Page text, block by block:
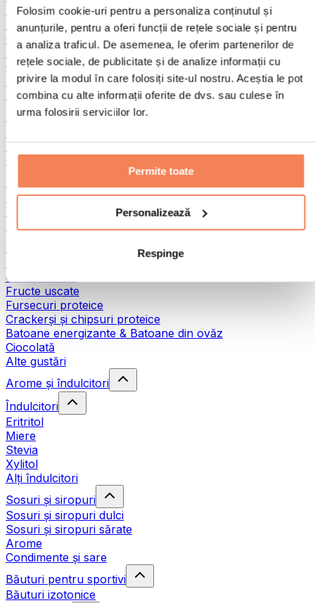
Folosim cookie-uri pentru a personaliza conținutul și
anunțurile, pentru a oferi funcții de rețele sociale și pentru
a analiza traficul. De asemenea, le oferim partenerilor de
rețele sociale, de publicitate și de analize informații cu
privire la modul în care folosiți site-ul nostru. Aceștia le pot
combina cu alte informații oferite de dvs. sau culese în
urma folosirii serviciilor lor.
Permite toate
Personalizează
Respinge
Pește
Alimente gata preparate
Ouă
Pâine și produse de patiserie
Carne
Leguminoase
Alte alimente fitness
Unturi din nuci
Unturi dulci din nuci
Superalimente verzi
Alte superalimente
Gustări proteice
Carne uscată
Fructe uscate
Fursecuri proteice
Crackerși și chipsuri proteice
Batoane energizante & Batoane din ovăz
Ciocolată
Alte gustări
Arome și îndulcitori
Îndulcitori
Eritritol
Miere
Stevia
Xylitol
Alți îndulcitori
Sosuri și siropuri
Sosuri și siropuri dulci
Sosuri și siropuri sărate
Arome
Condimente și sare
Băuturi pentru sportivi
Băuturi izotonice